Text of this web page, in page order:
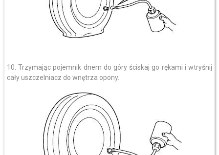
10. Trzymając pojemnik dnem do góry ściskaj go rękami i wtryśnij
cały uszczelniacz do wnętrza opony.